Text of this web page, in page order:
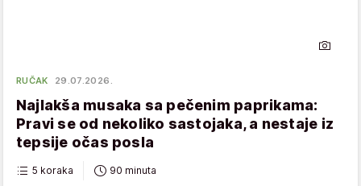
RUČAK 29.07.2026.
Najlakša musaka sa pečenim paprikama:
Pravi se od nekoliko sastojaka, a nestaje iz
tepsije očas posla
5 koraka 90 minuta